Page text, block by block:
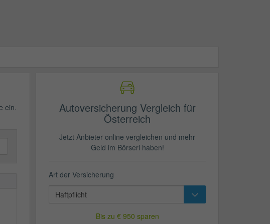
ein. Autoversicherung Vergleich für
Österreich
Jetzt Anbieter online vergleichen und mehr
Geld im Börserl haben!
Art der Versicherung
Bis zu € 950 sparen